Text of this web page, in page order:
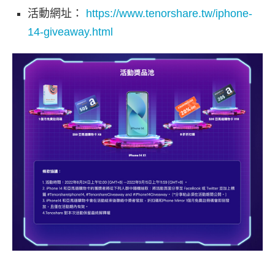
活動網址： https://www.tenorshare.tw/iphone-
14-giveaway.html